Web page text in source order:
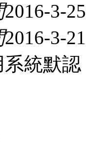
2016-3-
2016-3-
系統默認